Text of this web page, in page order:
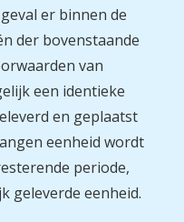
er binnen de
der bovenstaande
van
een identieke
en geplaatst
eenheid wordt
periode,
geleverde eenheid.